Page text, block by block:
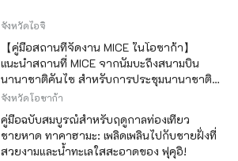
จังหวัดไอจิ
【คู่มือสถานที่จัดงาน MICE ในโอซาก้า】
แนะนำสถานที่ MICE จากนัมบะถึงสนามบิน
นานาชาติคันไซ สำหรับการประชุมนานาชาติ
และกิจกรรมองค์กร
จังหวัดโอซาก้า
คู่มือฉบับสมบูรณ์สำหรับฤดูกาลท่องเที่ยว
ชายหาด ทาคาฮามะ: เพลิดเพลินไปกับชายฝั่งที่
สวยงามและน้ำทะเลใสสะอาดของ ฟุคุอิ!